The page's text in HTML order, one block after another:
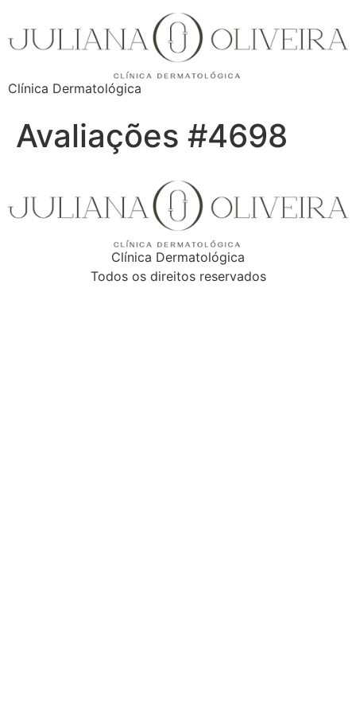
Clínica Dermatológica
Avaliações #4698
Clínica Dermatológica
Todos os direitos reservados